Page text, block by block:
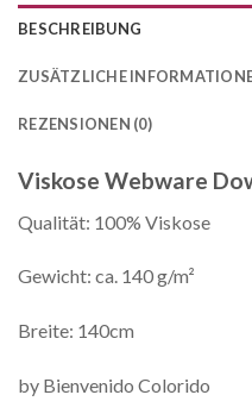
BESCHREIBUNG
ZUSÄTZLICHE
REZENSIONEN (0)
Viskose Webware
Qualität: 100% Viskose
Gewicht: ca. 140 g/m²
Breite: 140cm
by Bienvenido Colorido